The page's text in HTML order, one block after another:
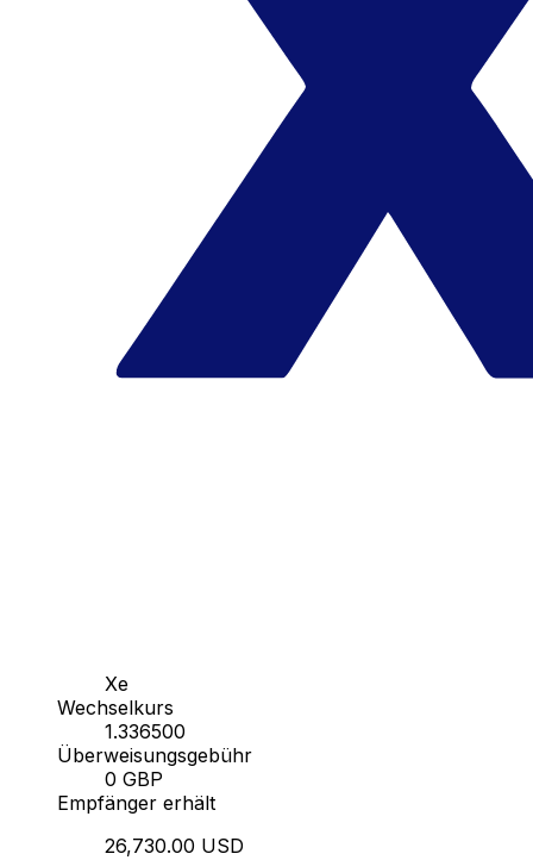
Xe
Wechselkurs
1.336500
Überweisungsgebühr
0 GBP
Empfänger erhält
26,730.00 USD